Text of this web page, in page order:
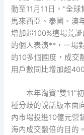
動至11月11日，“全
馬來西亞、泰國、澳
增加超100%這場荒
的個人表演**，一場
的10多個國度，成交
用戶數同比增加超
本年淘寶“雙11”
種分歧的說話版本面
內市場投進10億元營
海內成交翻倍的目的